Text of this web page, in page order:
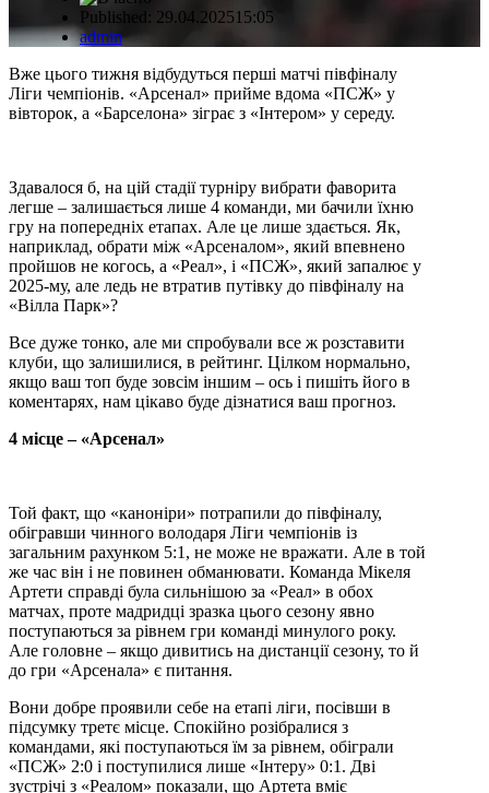
Published: 29.04.202515:05
Author
admin
Вже цього тижня відбудуться перші матчі півфіналу
Ліги чемпіонів. «Арсенал» прийме вдома «ПСЖ» у
вівторок, а «Барселона» зіграє з «Інтером» у середу.
Здавалося б, на цій стадії турніру вибрати фаворита
легше – залишається лише 4 команди, ми бачили їхню
гру на попередніх етапах. Але це лише здається. Як,
наприклад, обрати між «Арсеналом», який впевнено
пройшов не когось, а «Реал», і «ПСЖ», який запалює у
2025-му, але ледь не втратив путівку до півфіналу на
«Вілла Парк»?
Все дуже тонко, але ми спробували все ж розставити
клуби, що залишилися, в рейтинг. Цілком нормально,
якщо ваш топ буде зовсім іншим – ось і пишіть його в
коментарях, нам цікаво буде дізнатися ваш прогноз.
4 місце – «Арсенал»
Той факт, що «каноніри» потрапили до півфіналу,
обігравши чинного володаря Ліги чемпіонів із
загальним рахунком 5:1, не може не вражати. Але в той
же час він і не повинен обманювати. Команда Мікеля
Артети справді була сильнішою за «Реал» в обох
матчах, проте мадридці зразка цього сезону явно
поступаються за рівнем гри команді минулого року.
Але головне – якщо дивитись на дистанції сезону, то й
до гри «Арсенала» є питання.
Вони добре проявили себе на етапі ліги, посівши в
підсумку третє місце. Спокійно розібралися з
командами, які поступаються їм за рівнем, обіграли
«ПСЖ» 2:0 і поступилися лише «Інтеру» 0:1. Дві
зустрічі з «Реалом» показали, що Артета вміє